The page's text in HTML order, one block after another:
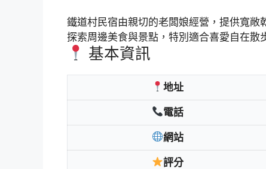
鐵道村民宿由親切的老闆娘經營，提供寬
探索周邊美食與景點，特別適合喜愛自在散
基本資訊
地址
電話
網站
評分